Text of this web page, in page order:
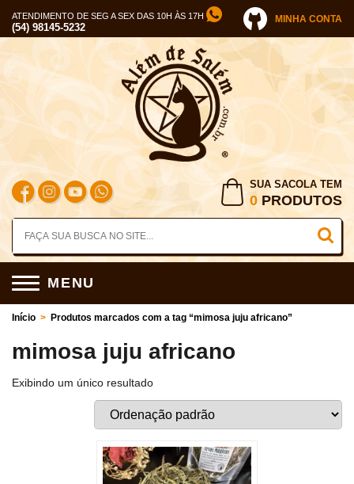
ATENDIMENTO DE SEG A SEX DAS 10H ÀS 17H
(54) 98145-5232
MINHA CONTA
SUA SACOLA TEM
0 PRODUTOS
MENU
Início > Produtos marcados com a tag “mimosa juju africano”
mimosa juju africano
Exibindo um único resultado